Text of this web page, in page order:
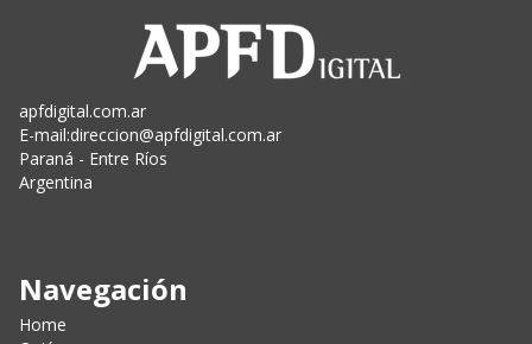
apfdigital.com.ar
E-mail:direccion@apfdigital.com.ar
Paraná - Entre Ríos
Argentina
Navegación
Home